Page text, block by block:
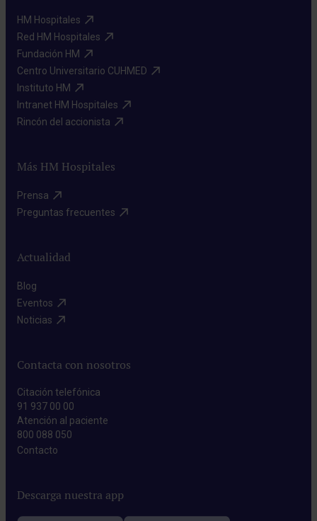
HM Hospitales​
Red HM Hospitales​
Fundación HM​
Centro Universitario CUHMED​
Instituto HM​
Intranet HM Hospitales​
Rincón del accionista​
Más HM Hospitales
Prensa​
Preguntas frecuentes​
Actualidad
Blog​
Eventos​
Noticias​
Contacta con nosotros
Citación telefónica
91 937 00 00
Atención al paciente
800 088 050
Contacto​
Descarga nuestra app